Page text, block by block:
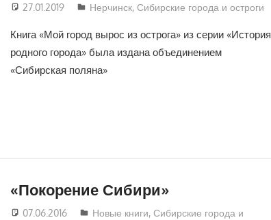
27.01.2019 Екатерина Аникина
Нерчинск,Сибирские города и остроги
Книга «Мой город вырос из острога» из серии «История
родного города» была издана объединением
«Сибирская поляна»
«Покорение Сибири»
07.06.2016 Екатерина Аникина
Новые книги,Сибирские города и